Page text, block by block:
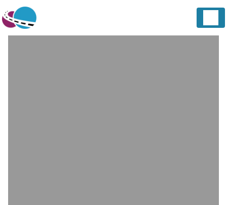
Panneau de gestion des cookies